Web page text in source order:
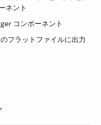
ネント
コンポーネント
フラットファイルに出力